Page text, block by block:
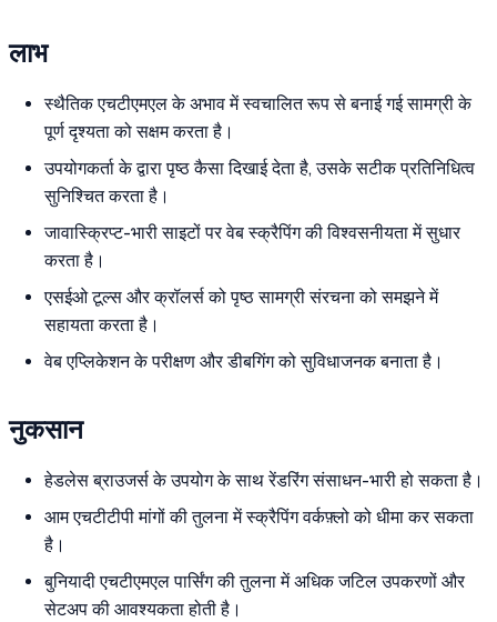
लाभ
स्थैतिक एचटीएमएल के अभाव में स्वचालित रूप से बनाई गई सामग्री के
पूर्ण दृश्यता को सक्षम करता है।
उपयोगकर्ता के द्वारा पृष्ठ कैसा दिखाई देता है, उसके सटीक प्रतिनिधित्व
सुनिश्चित करता है।
जावास्क्रिप्ट-भारी साइटों पर वेब स्क्रैपिंग की विश्वसनीयता में सुधार
करता है।
एसईओ टूल्स और क्रॉलर्स को पृष्ठ सामग्री संरचना को समझने में
सहायता करता है।
वेब एप्लिकेशन के परीक्षण और डीबगिंग को सुविधाजनक बनाता है।
नुकसान
हेडलेस ब्राउजर्स के उपयोग के साथ रेंडरिंग संसाधन-भारी हो सकता है।
आम एचटीटीपी मांगों की तुलना में स्क्रैपिंग वर्कफ़्लो को धीमा कर सकता
है।
बुनियादी एचटीएमएल पार्सिंग की तुलना में अधिक जटिल उपकरणों और
सेटअप की आवश्यकता होती है।